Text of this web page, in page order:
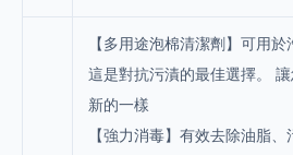
【多用途泡棉清潔劑】可用
這是對抗污漬的最佳選擇。
新的一樣
【強力消毒】有效去除油脂